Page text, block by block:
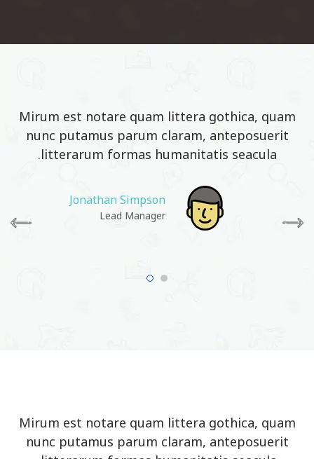
Mirum est notare quam littera gothica, quam
nunc putamus parum claram, anteposuerit
litterarum formas humanitatis seacula.
Jonathan Simpson
Lead Manager
Mirum est notare quam littera gothica, quam
nunc putamus parum claram, anteposuerit